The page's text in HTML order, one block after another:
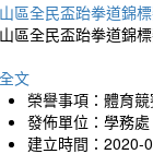
區全民盃跆拳道錦
區全民盃跆拳道錦
文
榮譽事項：體育
發佈單位：學務處
建立時間：2020-